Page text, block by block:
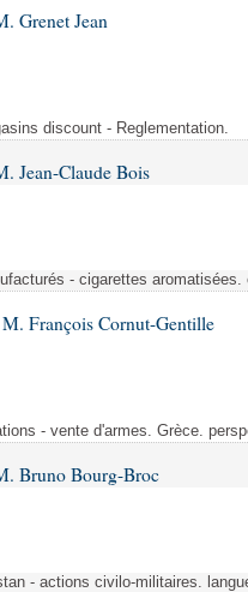
Grenet Jean
discount - Reglementation.
Jean-Claude Bois
- cigarettes
François Cornut-Gentille
- vente d'armes. Grèce.
Bruno Bourg-Broc
- actions civilo-militaires.